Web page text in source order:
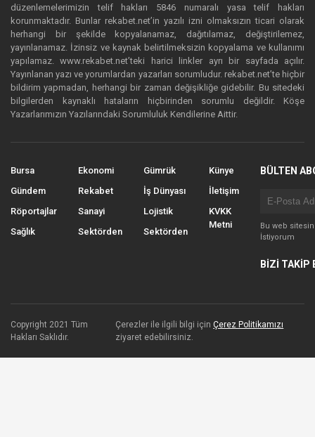
düzenlemelerimizin telif hakları 5846 numaralı yasa telif hakları
korunmaktadır. Bunlar rekabet.net’in yazılı izni olmaksızın ticari olarak
herhangi bir şekilde kopyalanamaz, dağıtılamaz, değiştirilemez,
yayınlanamaz. İzinsiz ve kaynak belirtilmeksizin kopyalama ve kullanımı
yapılamaz. www.rekabet.net’teki harici linkler ayrı bir sayfada açılır.
Yayınlanan yazı ve yorumlardan yazarları sorumludur. rekabet.net’te hiçbir
bildirim yapmadan, herhangi bir zaman değişikliğe gidebilir. Bu sitedeki
bilgilerden kaynaklı hataların hiçbirinden sorumlu değildir. Köşe
Yazarlarımızın Yazılarındaki Sorumluluk Kendilerine Aittir.
Bursa
Gündem
Röportajlar
Sağlık
Ekonomi
Rekabet
Sanayi
Sektörden
Gümrük
İş Dünyası
Lojistik
Sektörden
Künye
İletişim
KVKK
Metni
BÜLTEN
Bu web
İstiyorum
BİZİ TAKİP
Copyright 2021 Tüm
Hakları Saklıdır.
Çerezler ile ilgili bilgi içinÇerez Politikamızı
ziyaret edebilirsiniz.